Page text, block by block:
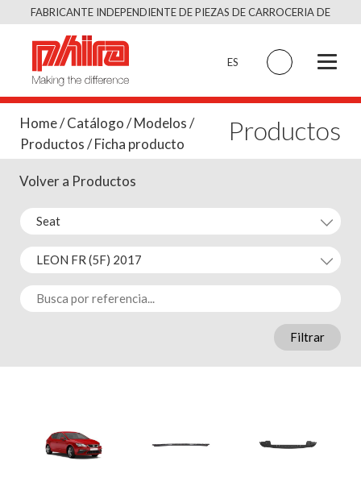
Saltar
FABRICANTE INDEPENDIENTE DE PIEZAS DE CARROCERIA DE
CALIDAD EQUIVALENTE AL ORIGINAL
ES
Home/Catálogo/Modelos/
Productos/ Ficha producto Productos
Volver a Productos
Filtrar